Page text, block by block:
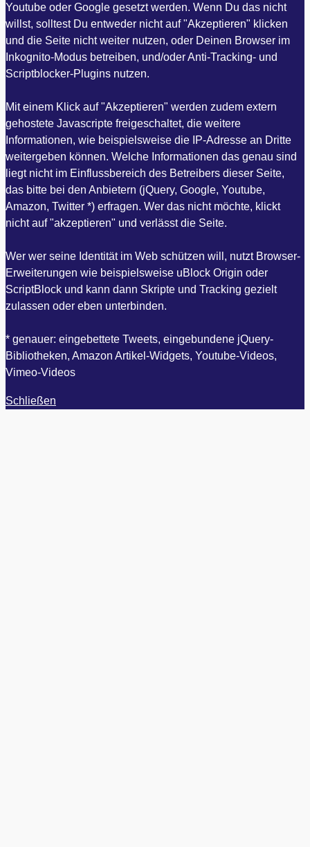
Youtube oder Google gesetzt werden. Wenn Du das nicht
willst, solltest Du entweder nicht auf "Akzeptieren" klicken
und die Seite nicht weiter nutzen, oder Deinen Browser im
Inkognito-Modus betreiben, und/oder Anti-Tracking- und
Scriptblocker-Plugins nutzen.
Mit einem Klick auf "Akzeptieren" werden zudem extern
gehostete Javascripte freigeschaltet, die weitere
Informationen, wie beispielsweise die IP-Adresse an Dritte
weitergeben können. Welche Informationen das genau sind
liegt nicht im Einflussbereich des Betreibers dieser Seite,
das bitte bei den Anbietern (jQuery, Google, Youtube,
Amazon, Twitter *) erfragen. Wer das nicht möchte, klickt
nicht auf "akzeptieren" und verlässt die Seite.
Wer wer seine Identität im Web schützen will, nutzt Browser-
Erweiterungen wie beispielsweise uBlock Origin oder
ScriptBlock und kann dann Skripte und Tracking gezielt
zulassen oder eben unterbinden.
* genauer: eingebettete Tweets, eingebundene jQuery-
Bibliotheken, Amazon Artikel-Widgets, Youtube-Videos,
Vimeo-Videos
Schließen